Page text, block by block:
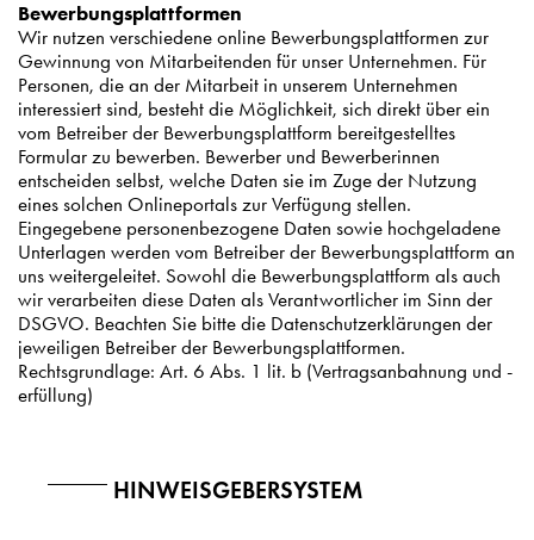
Bewerbungsplattformen
Wir nutzen verschiedene online Bewerbungsplattformen zur
Gewinnung von Mitarbeitenden für unser Unternehmen. Für
Personen, die an der Mitarbeit in unserem Unternehmen
interessiert sind, besteht die Möglichkeit, sich direkt über ein
vom Betreiber der Bewerbungsplattform bereitgestelltes
Formular zu bewerben. Bewerber und Bewerberinnen
entscheiden selbst, welche Daten sie im Zuge der Nutzung
eines solchen Onlineportals zur Verfügung stellen.
Eingegebene personenbezogene Daten sowie hochgeladene
Unterlagen werden vom Betreiber der Bewerbungsplattform an
uns weitergeleitet. Sowohl die Bewerbungsplattform als auch
wir verarbeiten diese Daten als Verantwortlicher im Sinn der
DSGVO. Beachten Sie bitte die Datenschutzerklärungen der
jeweiligen Betreiber der Bewerbungsplattformen.
Rechtsgrundlage: Art. 6 Abs. 1 lit. b (Vertragsanbahnung und -
erfüllung)
HINWEISGEBERSYSTEM